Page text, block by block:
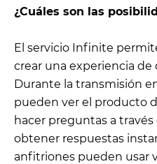
¿Cuáles son las
El servicio Infinite
crear una experiencia de
Durante la transmisión
pueden ver el producto
hacer preguntas a
obtener respuestas
anfitriones pueden usar